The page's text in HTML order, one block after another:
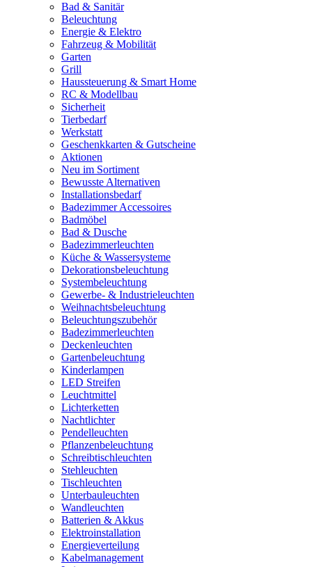
Bad & Sanitär
Beleuchtung
Energie & Elektro
Fahrzeug & Mobilität
Garten
Grill
Haussteuerung & Smart Home
RC & Modellbau
Sicherheit
Tierbedarf
Werkstatt
Geschenkkarten & Gutscheine
Aktionen
Neu im Sortiment
Bewusste Alternativen
Installationsbedarf
Badezimmer Accessoires
Badmöbel
Bad & Dusche
Badezimmerleuchten
Küche & Wassersysteme
Dekorationsbeleuchtung
Systembeleuchtung
Gewerbe- & Industrieleuchten
Weihnachtsbeleuchtung
Beleuchtungszubehör
Badezimmerleuchten
Deckenleuchten
Gartenbeleuchtung
Kinderlampen
LED Streifen
Leuchtmittel
Lichterketten
Nachtlichter
Pendelleuchten
Pflanzenbeleuchtung
Schreibtischleuchten
Stehleuchten
Tischleuchten
Unterbauleuchten
Wandleuchten
Batterien & Akkus
Elektroinstallation
Energieverteilung
Kabelmanagement